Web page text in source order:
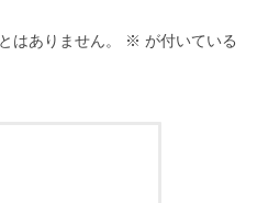
はありません。 ※ が付いている